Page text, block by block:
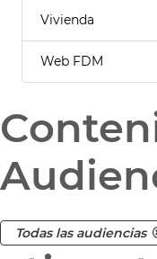
Vivienda
Web FDM
Todas las audiencias